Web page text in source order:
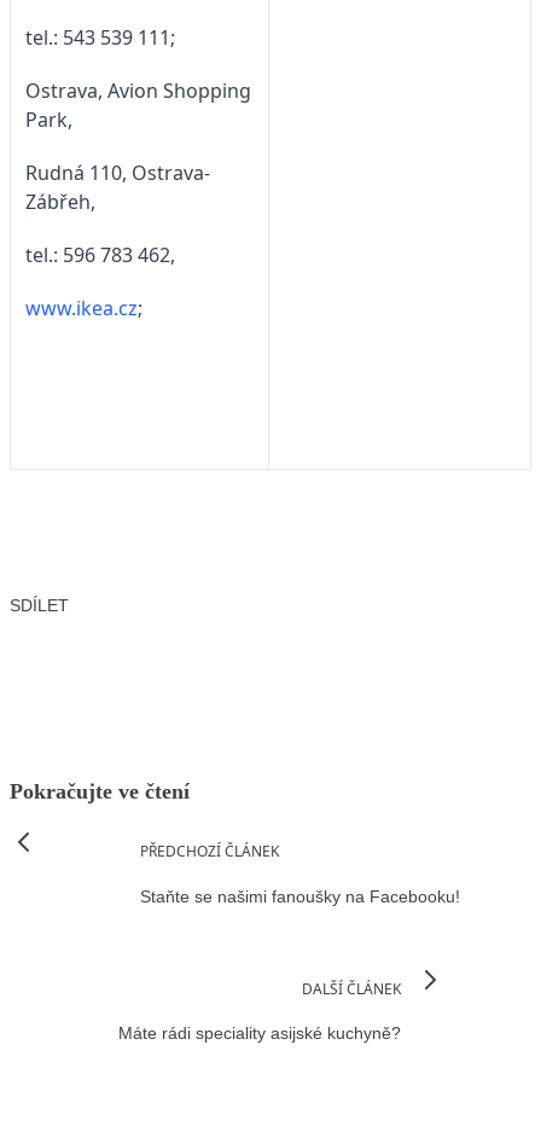
tel.: 543 539 111;
Ostrava, Avion Shopping
Park,
Rudná 110, Ostrava-
Zábřeh,
tel.: 596 783 462,
www.ikea.cz;
SDÍLET
Pokračujte ve čtení
PŘEDCHOZÍ ČLÁNEK
Staňte se našimi fanoušky na Facebooku!
DALŠÍ ČLÁNEK
Máte rádi speciality asijské kuchyně?